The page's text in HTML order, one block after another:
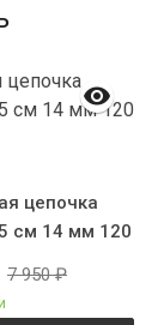
цепочка
см 14 мм 120
7 950₽